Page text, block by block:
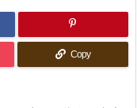
Copy